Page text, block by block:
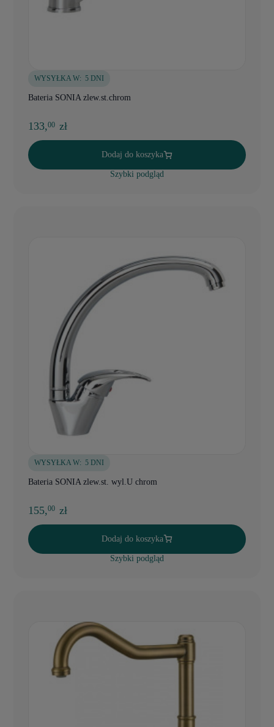
WYSYŁKA W: 5 DNI
Bateria SONIA zlew.st.chrom
133,00 zł
Dodaj do koszyka
Szybki podgląd
WYSYŁKA W: 5 DNI
Bateria SONIA zlew.st. wyl.U chrom
155,00 zł
Dodaj do koszyka
Szybki podgląd